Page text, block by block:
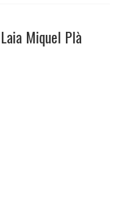
Miquel Plà